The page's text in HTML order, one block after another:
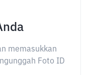
memasukkan
Foto ID